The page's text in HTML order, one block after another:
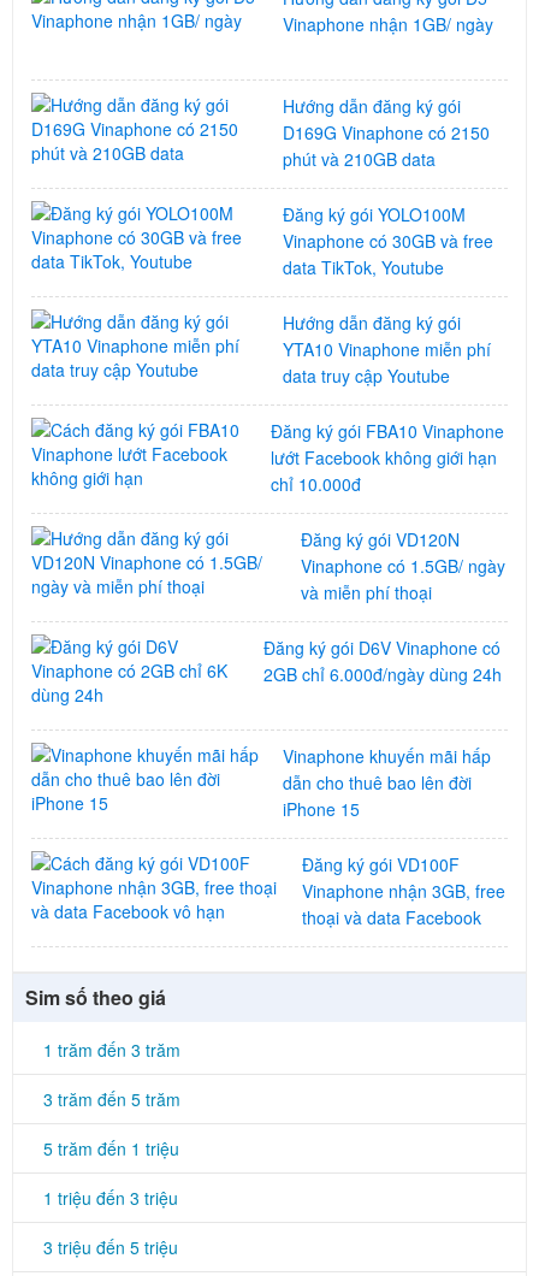
Vinaphone nhận 1GB/ ngày
Hướng dẫn đăng ký gói
D169G Vinaphone có 2150
phút và 210GB data
Đăng ký gói YOLO100M
Vinaphone có 30GB và free
data TikTok, Youtube
Hướng dẫn đăng ký gói
YTA10 Vinaphone miễn phí
data truy cập Youtube
Đăng ký gói FBA10 Vinaphone
lướt Facebook không giới hạn
chỉ 10.000đ
Đăng ký gói VD120N
Vinaphone có 1.5GB/ ngày
và miễn phí thoại
Đăng ký gói D6V Vinaphone có
2GB chỉ 6.000đ/ngày dùng 24h
Vinaphone khuyến mãi hấp
dẫn cho thuê bao lên đời
iPhone 15
Đăng ký gói VD100F
Vinaphone nhận 3GB, free
thoại và data Facebook
Sim số theo giá
1 trăm đến 3 trăm
3 trăm đến 5 trăm
5 trăm đến 1 triệu
1 triệu đến 3 triệu
3 triệu đến 5 triệu